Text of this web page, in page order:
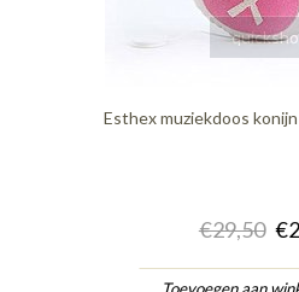
Esthex muziekdoos
€29,50